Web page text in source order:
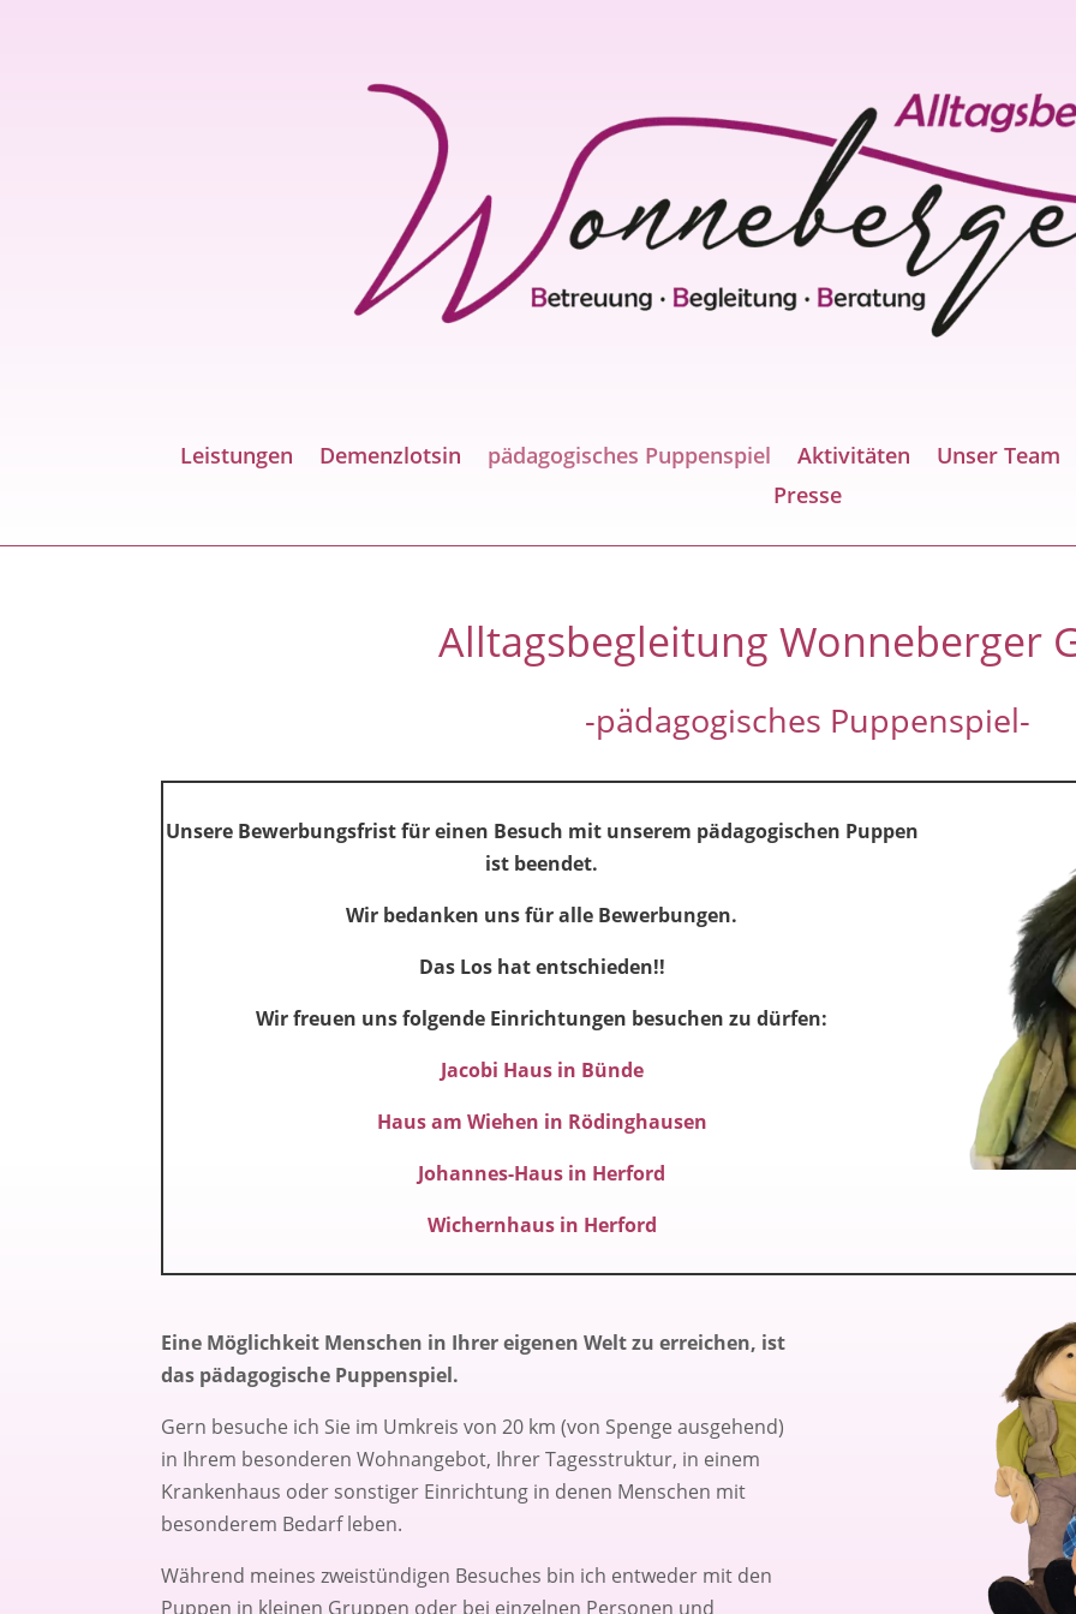
Leistungen Demenzlotsin pädagogisches Puppenspiel Aktivitäten
Unser Team
Presse
Alltagsbegleitung Wonneberger
-pädagogisches Puppenspiel-
Unsere Bewerbungsfrist für einen Besuch mit unserem pädagogischen Puppen
ist beendet.
Wir bedanken uns für alle Bewerbungen.
Das Los hat entschieden!!
Wir freuen uns folgende Einrichtungen besuchen zu dürfen:
Jacobi Haus in Bünde
Haus am Wiehen in Rödinghausen
Johannes-Haus in Herford
Wichernhaus in Herford
Eine Möglichkeit Menschen in Ihrer eigenen Welt zu erreichen, ist
das pädagogische Puppenspiel.
Gern besuche ich Sie im Umkreis von 20 km (von Spenge ausgehend)
in Ihrem besonderen Wohnangebot, Ihrer Tagesstruktur, in einem
Krankenhaus oder sonstiger Einrichtung in denen Menschen mit
besonderem Bedarf leben.
Während meines zweistündigen Besuches bin ich entweder mit den
Puppen in kleinen Gruppen oder bei einzelnen Personen und